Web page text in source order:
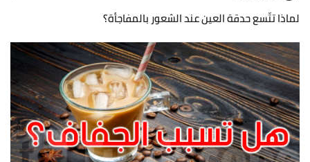
لماذا تتّسع حدقة العين عند الشعور بالمفاجأة؟